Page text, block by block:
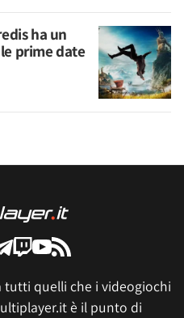
ha un
prime date
tutti quelli che i videogiochi
è il punto di